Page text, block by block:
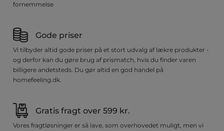
fornemmelse
Gode priser
Vi tilbyder altid gode priser på et stort udvalg af lækre produkter -
og derfor kan du gøre brug af prismatch, hvis du finder varen
billigere andetsteds. Du gør altid en god handel på
homefeeling.dk.
Gratis fragt over 599 kr.
Vores fragtløsninger er så lave, som overhovedet muligt, men vi